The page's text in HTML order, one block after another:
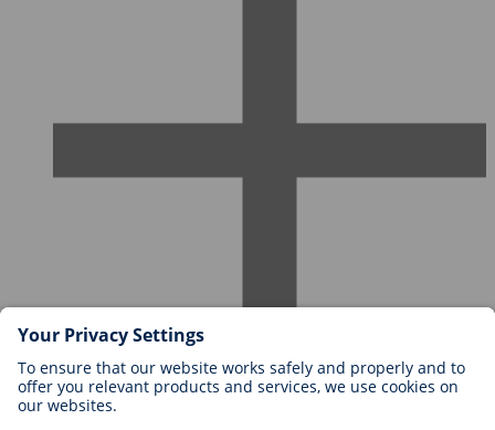
Karriere bei BIOTRONIK
Einstieg